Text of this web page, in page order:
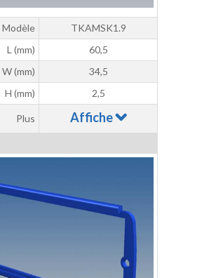
Modèle
TKAMSK1.9
L (mm)
60,5
W (mm)
34,5
H (mm)
2,5
Plus Affiche